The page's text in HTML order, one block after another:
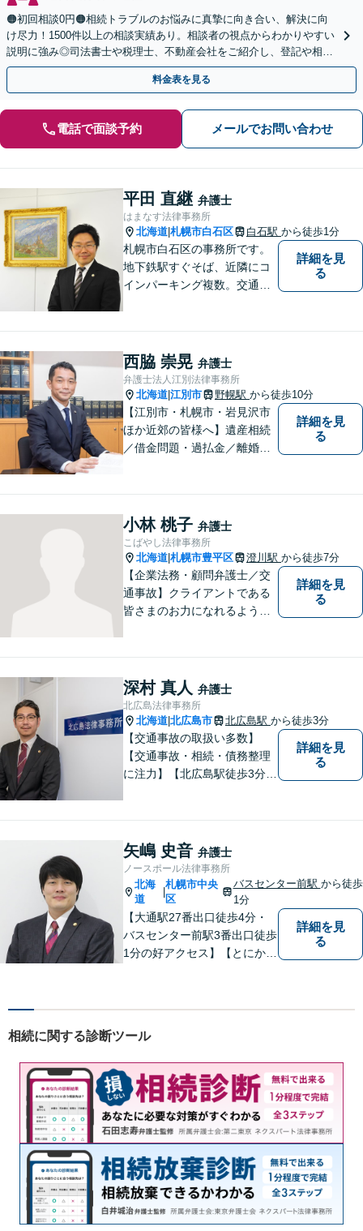
🟠初回相談0円🟠相続トラブルのお悩みに真摯に向き合い、解決に向
け尽力！1500件以上の相談実績あり。相談者の視点からわかりやすい
説明に強み◎司法書士や税理士、不動産会社をご紹介し、登記や相続
税の申告までワンストップで対応【夜間相談可】
料金表を見る
電話で面談予約 メールでお問い合わせ
平田 直継 弁護士
はまなす法律事務所
北海道 札幌市白石区 白石駅 から徒歩1分
札幌市白石区の事務所です。
地下鉄駅すぐそば、近隣にコ
インパーキング複数。交通の
もアクセス良好。相続、交通
事故、離婚、債務整理など幅
広く対応する４０代の経験豊
富な弁護士です。
詳細を見
る
西脇 崇晃 弁護士
弁護士法人江別法律事務所
北海道 江別市 野幌駅 から徒歩10分
【江別市・札幌市・岩見沢市
ほか近郊の皆様へ】遺産相続
／借金問題・過払金／離婚／
気軽にお問い合わせ下さい。
詳細を見
る
小林 桃子 弁護士
こばやし法律事務所
北海道 札幌市豊平区 澄川駅 から徒歩7分
【企業法務・顧問弁護士／交
通事故】クライアントである
皆さまのお力になれるよう全
詳細を見
る
深村 真人 弁護士
北広島法律事務所
北海道 北広島市 北広島駅 から徒歩3分
【交通事故の取扱い多数】
【交通事故・相続・債務整理
に注力】【北広島駅徒歩3分】
続、交通事故、労働、企業法
務など、多岐に渡る分野に精
通しています。どうぞお気軽
にご連絡ください。
詳細を見
る
矢嶋 史音 弁護士
ノースポール法律事務所
北海
道
札幌市中央
区
バスセンター前駅 から徒歩
1分
【大通駅27番出口徒歩4分・
バスセンター前駅3番出口徒歩
1分の好アクセス】【とにかく
決することもよくあります】
者にとってベストな解決方法
を一緒に考えていきます。
詳細を見
る
相続に関する診断ツール